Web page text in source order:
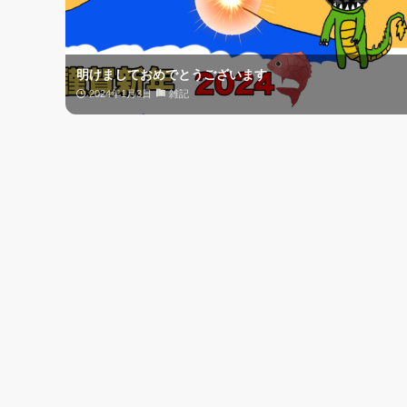
明けましておめでとうございます
2024年1月3日 雑記